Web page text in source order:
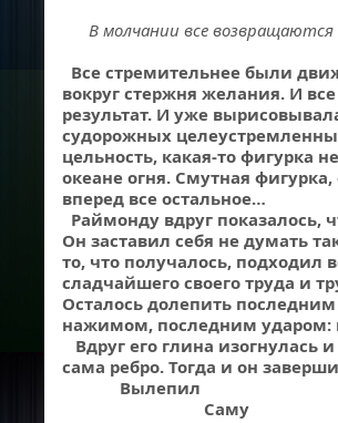
В молчании все
Все стремительнее были
вокруг стержня желания. И
результат. И уже
судорожных
цельность, какая-то фигурка
океане огня. Смутная
вперед все остальное…
Раймонду вдруг показалось,
Он заставил себя не думать
то, что получалось, подходил
сладчайшего своего труда и
Осталось долепить
нажимом, последним ударом:
Вдруг его глина изогнулась
сама ребро. Тогда и он
Вылепил
Саму